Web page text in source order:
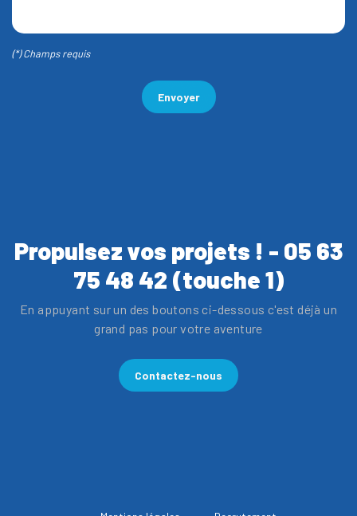
(*) Champs requis
Envoyer
Propulsez vos projets ! - 05 63
75 48 42 (touche 1)
En appuyant sur un des boutons ci-dessous c'est déjà un
grand pas pour votre aventure
Contactez-nous